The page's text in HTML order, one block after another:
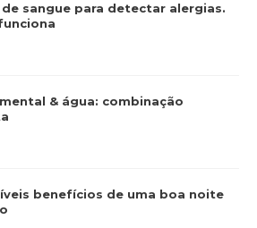
de sangue para detectar alergias.
& água: combinação
benefícios de uma boa noite